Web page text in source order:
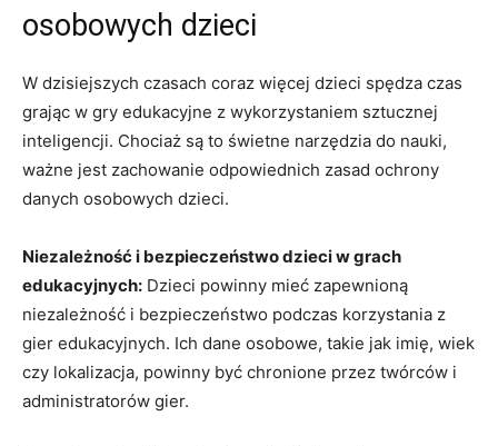
osobowych dzieci
W dzisiejszych‍ czasach ⁢coraz‌ więcej dzieci spędza czas
grając w gry edukacyjne z wykorzystaniem sztucznej
inteligencji.⁣ Chociaż są to‍ świetne narzędzia do‍ nauki,
ważne ⁢jest zachowanie odpowiednich ⁤zasad ochrony
danych osobowych dzieci.
Niezależność i bezpieczeństwo dzieci ‍w grach
edukacyjnych: Dzieci powinny ⁣mieć‌ zapewnioną
niezależność i bezpieczeństwo ​podczas korzystania⁣ z
gier edukacyjnych.​ Ich dane osobowe, takie jak ​imię, wiek
⁢czy lokalizacja, powinny być chronione przez twórców i
administratorów⁣ gier.